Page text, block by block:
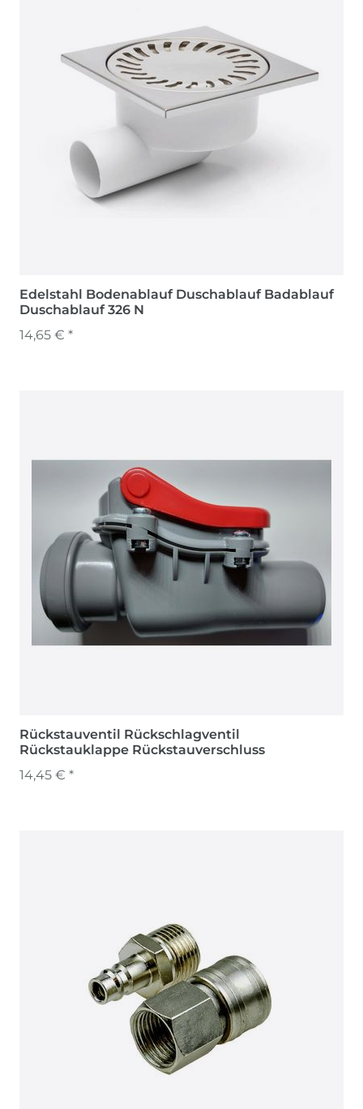
Edelstahl Bodenablauf Duschablauf Badablauf
Duschablauf 326 N
14,65 € *
Rückstauventil Rückschlagventil
Rückstauklappe Rückstauverschluss
14,45 € *